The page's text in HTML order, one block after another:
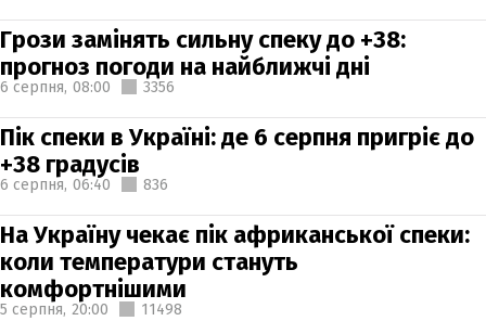
Грози замінять сильну спеку до +38:
прогноз погоди на найближчі дні
6 серпня, 08:00 3356
Пік спеки в Україні: де 6 серпня пригріє до
+38 градусів
6 серпня, 06:40 836
На Україну чекає пік африканської спеки:
коли температури стануть
комфортнішими
5 серпня, 20:00 11498